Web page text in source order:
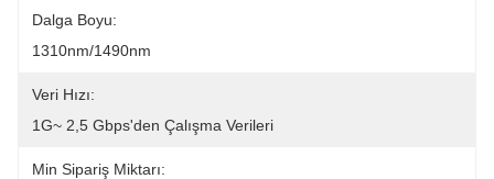
Dalga Boyu:
1310nm/1490nm
Veri Hızı:
1G~ 2,5 Gbps'den Çalışma Verileri
Min Sipariş Miktarı: